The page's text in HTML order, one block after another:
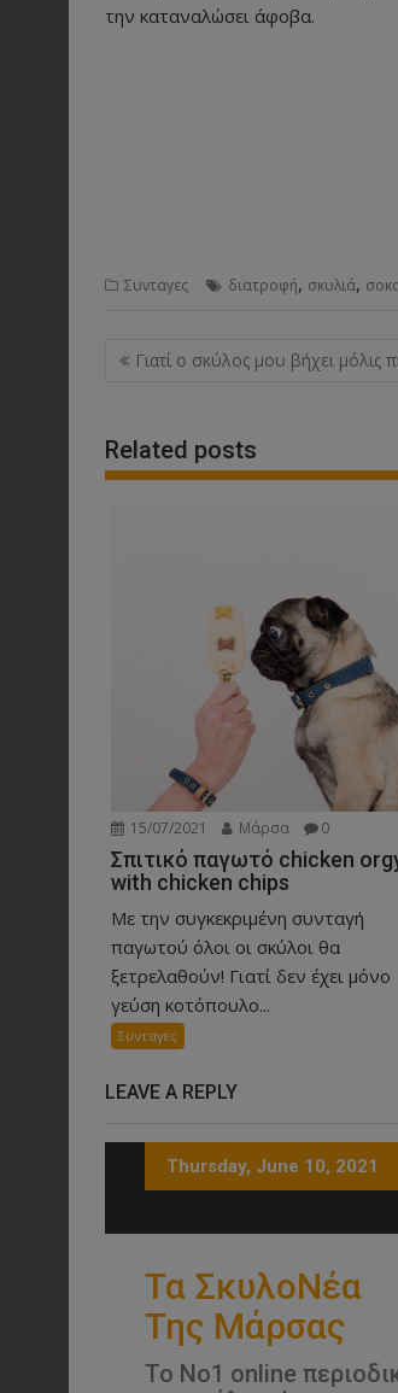
την καταναλώσει άφοβα.
Συνταγες διατροφή, σκυλιά,
Post
Γιατί ο σκύλος μου βήχει μόλις
Related posts
15/07/2021 Μάρσα 0
Σπιτικό παγωτό chicken
with chicken chips
Με την συγκεκριμένη συνταγή
παγωτού όλοι οι σκύλοι θα
ξετρελαθούν! Γιατί δεν έχει μόνο
γεύση κοτόπουλο...
Συνταγες
LEAVE A REPLY